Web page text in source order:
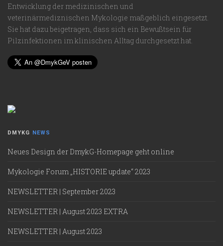
Entwicklung der medizinischen und
veterinärmediznischen Mykologie maßgeblich eingesetzt.
Sie hat dazu beigetragen, dass sich ein Bewußtsein für
Pilzinfektionen im klinischen Alltag durchgesetzt hat.
DMYKG NEWS
Neues Design der DmykG-Homepage geht online
Mykologie Forum „HISTORIE update“ 2023
NEWSLETTER | September 2023
NEWSLETTER | August 2023 EXTRA
NEWSLETTER | August 2023